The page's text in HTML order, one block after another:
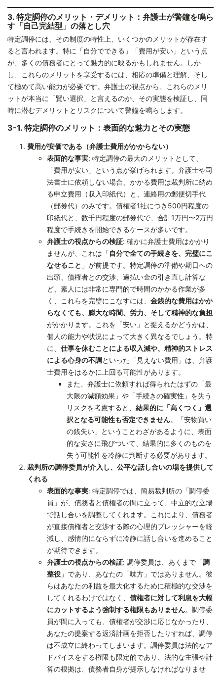
3. 特定調停のメリット・デメリット：弁護士が警鐘を鳴ら
す「自己完結型」の落とし穴
特定調停には、その制度の特性上、いくつかのメリットが存在す
ると言われます。特に「自分でできる」「費用が安い」という点
が、多くの債務者にとって魅力的に映るかもしれません。しか
し、これらのメリットを享受するには、相応の準備と理解、そし
て極めて高い能力が必要です。弁護士の視点から、これらのメリ
ットが本当に「賢い選択」と言えるのか、その実態を検証し、同
時に潜むデメリットとリスクについて警鐘を鳴らします。
3-1. 特定調停のメリット：表面的な魅力とその実態
費用が安価である（弁護士費用がかからない）
表面的な事実: 特定調停の最大のメリットとして、
「費用が安い」という点が挙げられます。弁護士や司
法書士に依頼しない場合、かかる費用は裁判所に納め
る申立費用（収入印紙代）と、連絡用の郵便切手代
（郵券代）のみです。債権者1社につき500円程度の
印紙代と、数千円程度の郵券代で、合計1万円〜2万円
程度で手続きを開始できるケースが多いです。
弁護士の視点からの検証: 確かに弁護士費用はかかり
ませんが、これは「自分で全ての手続きを、完璧にこ
なせること 」が前提です。特定調停の準備や期日への
出頭、債権者との交渉、過払い金の引き直し計算な
ど、素人には非常に専門的で時間のかかる作業が多
く、これらを完璧にこなすには、 金銭的な費用はかか
らなくても、膨大な時間、労力、そして精神的な負担
がかかります。これを「安い」と捉えるかどうかは、
個人の能力や状況によって大きく異なるでしょう。特
に、 仕事を休むことによる収入減や、精神的ストレス
による心身の不調といった「見えない費用」は、弁護
士費用をはるかに上回る可能性があります。
また、弁護士に依頼すれば得られたはずの「最
大限の減額効果」や「手続きの確実性」を失う
リスクを考慮すると、 結果的に「高くつく」選
択となる可能性も否定できません。「安物買い
の銭失い」ということわざがあるように、表面
的な安さに飛びついて、結果的に多くのものを
失う可能性を冷静に判断する必要があります。
裁判所の調停委員が介入し、公平な話し合いの場を提供して
くれる
表面的な事実: 特定調停では、簡易裁判所の「調停委
員」が、債務者と債権者の間に立って、中立的な立場
で話し合いを調整してくれます。これにより、債務者
が直接債権者と交渉する際の心理的プレッシャーを軽
減し、感情的にならずに冷静に話し合いを進めること
が期待できます。
弁護士の視点からの検証: 調停委員は、あくまで「調
整役 」であり、あなたの「味方」ではありません。彼
らはあなたの利益を最大化するために積極的な交渉を
してくれるわけではなく、 債権者に対して利息を大幅
にカットするよう強制する権限もありません。調停委
員が間に入っても、債権者が交渉に応じなかったり、
あなたの提案する返済計画を拒否したりすれば、調停
は不成立に終わってしまいます。調停委員は法的なア
ドバイスをする権限も限定的であり、法的な主張や計
算の根拠は、債務者自身が提示しなければなりませ